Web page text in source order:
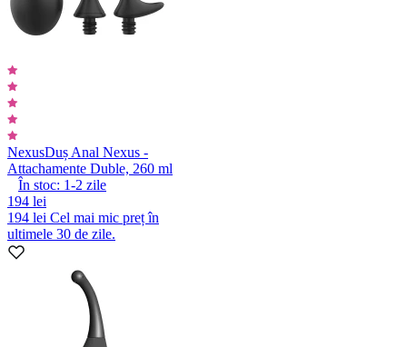
NexusDuș Anal Nexus -
Attachamente Duble, 260 ml
În stoc: 1-2 zile
194 lei
194 lei Cel mai mic preț în
ultimele 30 de zile.